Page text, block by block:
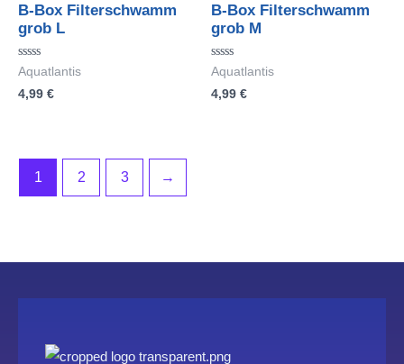
B-Box Filterschwamm
grob L
Bewertet
mit
0
Aquatlantis
4,99 €
B-Box Filterschwamm
grob M
Bewertet
mit
0
Aquatlantis
4,99 €
1 2 3 →